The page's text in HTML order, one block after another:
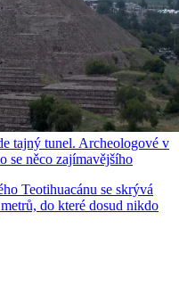
tajný tunel. Archeologové v
se něco zajímavějšího
Teotihuacánu se skrývá
do které dosud nikdo